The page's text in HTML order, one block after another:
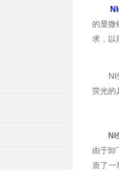
的显微
求，以
NI生
荧光的
NI
由于卸
啬了一